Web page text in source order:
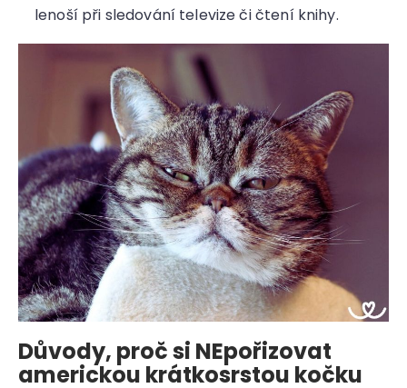
lenoší při sledování televize či čtení knihy.
Důvody, proč si NEpořizovat
americkou krátkosrstou kočku